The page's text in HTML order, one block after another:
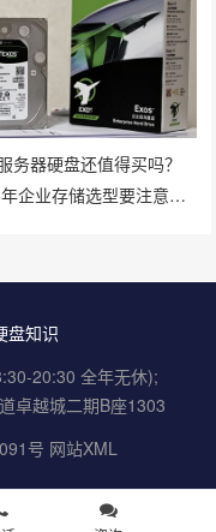
务器硬盘还值得买吗？
企业存储选型要注意什
盘知识
20:30 全年无休);
卓越城二期B座1303
号 网站XML